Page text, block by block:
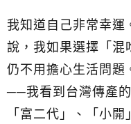
我知道自己非常幸運
說，我如果選擇「混
仍不用擔心生活問題
──我看到台灣傳產
「富二代」、「小